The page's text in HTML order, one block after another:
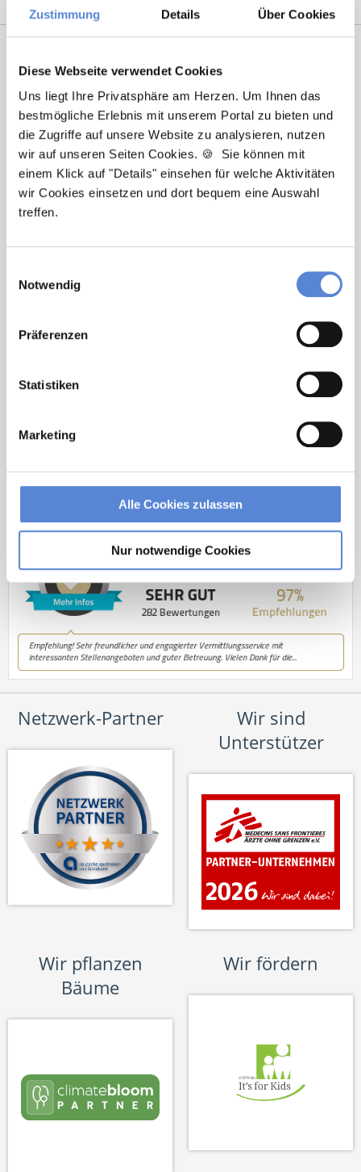
Zustimmung Details Über Cookies
Diese Webseite verwendet Cookies
Uns liegt Ihre Privatsphäre am Herzen. Um Ihnen das
bestmögliche Erlebnis mit unserem Portal zu bieten und
die Zugriffe auf unsere Website zu analysieren, nutzen
wir auf unseren Seiten Cookies. 🍪 Sie können mit
einem Klick auf "Details" einsehen für welche Aktivitäten
wir Cookies einsetzen und dort bequem eine Auswahl
treffen.
Notwendig
Präferenzen
Statistiken
Marketing
Alle Cookies zulassen
Nur notwendige Cookies
Marcel Willing
Ansprechpartner
benötigen Unterstützung beim Ausfüllen Ihres
Bewerberprofils? Kontaktieren Sie mich einfach, ich
Tel.: +49 (0) 521 / 911 730 33
hallo@deutscherhausarztservice.de
Netzwerk-Partner
Wir sind
Unterstützer
Wir pflanzen
Bäume
Wir fördern